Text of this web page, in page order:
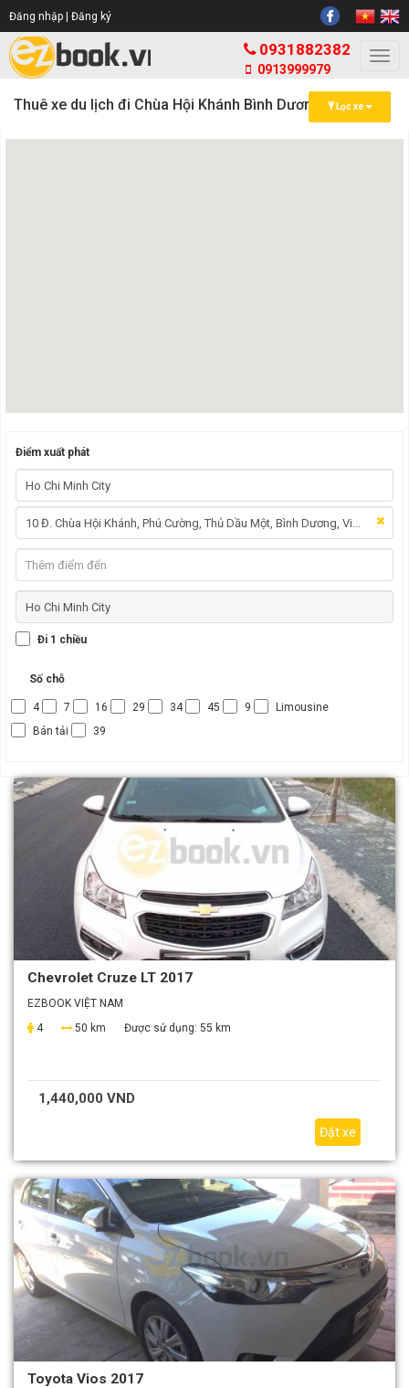
Đăng nhập | Đăng ký
0931882382
0913999979
Thuê xe du lịch đi Chùa Hội Khánh Bình Dương Lọc xe
Điểm xuất phát
Đi 1 chiều
Số chỗ
4 7 16 29 34 45 9
Limousine
Bán tải
39
Chevrolet Cruze LT 2017
EZBOOK VIỆT NAM
4
50 km Được sử dụng: 55 km
1,440,000 VND
Đặt xe
Toyota Vios 2017